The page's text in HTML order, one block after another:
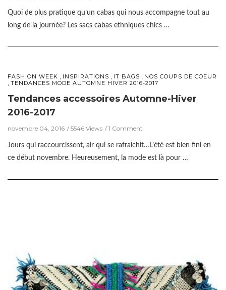
Quoi de plus pratique qu’un cabas qui nous accompagne tout au
long de la journée? Les sacs cabas ethniques chics …
FASHION WEEK INSPIRATIONS IT BAGS NOS COUPS DE COEUR
TENDANCES MODE AUTOMNE HIVER 2016-2017
Tendances accessoires Automne-Hiver
2016-2017
novembre 04, 2016 5546 Views 1 Comment
Jours qui raccourcissent, air qui se rafraichit…L’été est bien fini en
ce début novembre. Heureusement, la mode est là pour …